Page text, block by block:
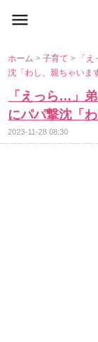
ホーム>子育て>
「
沈「わし、親ちゃい
「えっら…」
にパパ撃沈「
2023-11-28 08:30